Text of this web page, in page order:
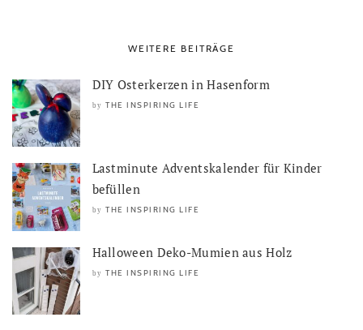
WEITERE BEITRÄGE
DIY Osterkerzen in Hasenform
by THE INSPIRING LIFE
Lastminute Adventskalender für Kinder
befüllen
by THE INSPIRING LIFE
Halloween Deko-Mumien aus Holz
by THE INSPIRING LIFE